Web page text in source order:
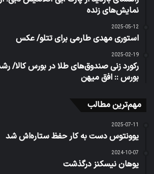
نمایش‌های زنده
2025-05-12
استوری مهدی طارمی برای تتلو/ عکس
2025-02-19
بورس :: افق میهن
مهم‌ترین مطالب
2025-07-11
یوونتوس دست به کار حفظ ستاره‌اش شد
2024-10-07
یوهان نیسکنز درگذشت